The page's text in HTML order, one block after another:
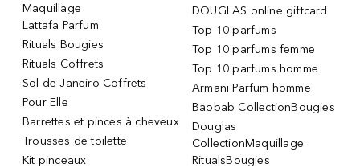
Maquillage
Lattafa Parfum
Rituals Bougies
Rituals Coffrets
Sol de Janeiro Coffrets
Pour Elle
Barrettes et pinces à cheveux
Trousses de toilette
Kit pinceaux
DOUGLAS online giftcard
Top 10 parfums
Top 10 parfums femme
Top 10 parfums homme
Armani Parfum homme
Baobab CollectionBougies
Douglas
CollectionMaquillage
RitualsBougies